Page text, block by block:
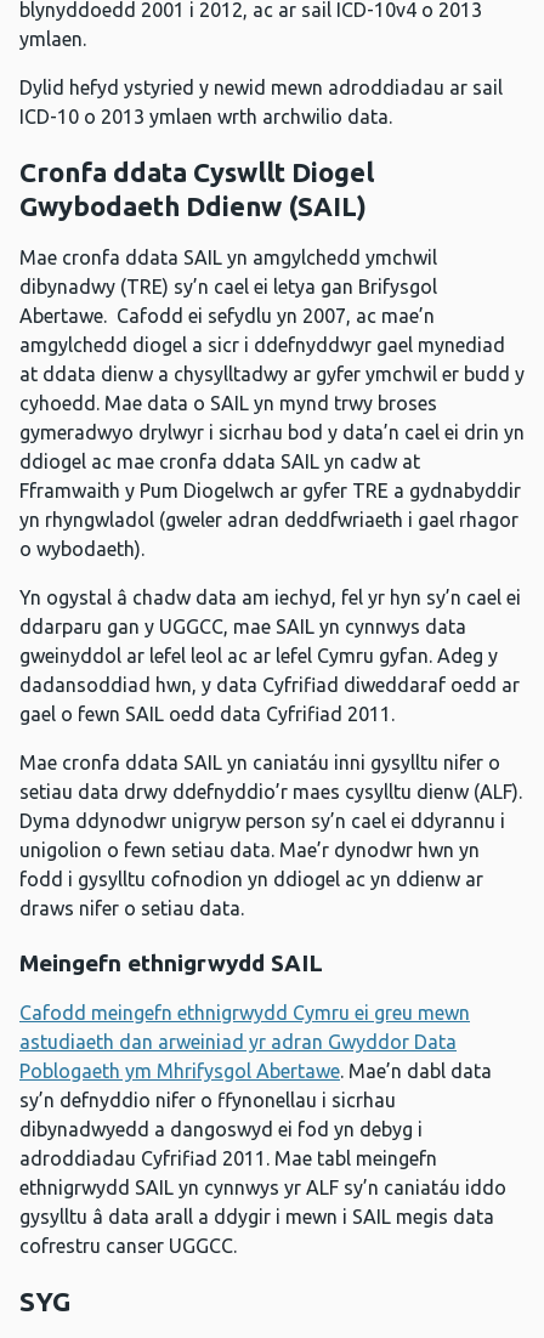
blynyddoedd 2001 i 2012, ac ar sail ICD-10v4 o 2013
ymlaen.
Dylid hefyd ystyried y newid mewn adroddiadau ar sail
ICD-10 o 2013 ymlaen wrth archwilio data.
Cronfa ddata Cyswllt Diogel
Gwybodaeth Ddienw (SAIL)
Mae cronfa ddata SAIL yn amgylchedd ymchwil
dibynadwy (TRE) sy’n cael ei letya gan Brifysgol
Abertawe. Cafodd ei sefydlu yn 2007, ac mae’n
amgylchedd diogel a sicr i ddefnyddwyr gael mynediad
at ddata dienw a chysylltadwy ar gyfer ymchwil er budd y
cyhoedd. Mae data o SAIL yn mynd trwy broses
gymeradwyo drylwyr i sicrhau bod y data’n cael ei drin yn
ddiogel ac mae cronfa ddata SAIL yn cadw at
Fframwaith y Pum Diogelwch ar gyfer TRE a gydnabyddir
yn rhyngwladol (gweler adran deddfwriaeth i gael rhagor
o wybodaeth).
Yn ogystal â chadw data am iechyd, fel yr hyn sy’n cael ei
ddarparu gan y UGGCC, mae SAIL yn cynnwys data
gweinyddol ar lefel leol ac ar lefel Cymru gyfan. Adeg y
dadansoddiad hwn, y data Cyfrifiad diweddaraf oedd ar
gael o fewn SAIL oedd data Cyfrifiad 2011.
Mae cronfa ddata SAIL yn caniatáu inni gysylltu nifer o
setiau data drwy ddefnyddio’r maes cysylltu dienw (ALF).
Dyma ddynodwr unigryw person sy’n cael ei ddyrannu i
unigolion o fewn setiau data. Mae’r dynodwr hwn yn
fodd i gysylltu cofnodion yn ddiogel ac yn ddienw ar
draws nifer o setiau data.
Meingefn ethnigrwydd SAIL
Cafodd meingefn ethnigrwydd Cymru ei greu mewn
astudiaeth dan arweiniad yr adran Gwyddor Data
Poblogaeth ym Mhrifysgol Abertawe. Mae’n dabl data
sy’n defnyddio nifer o ffynonellau i sicrhau
dibynadwyedd a dangoswyd ei fod yn debyg i
adroddiadau Cyfrifiad 2011. Mae tabl meingefn
ethnigrwydd SAIL yn cynnwys yr ALF sy’n caniatáu iddo
gysylltu â data arall a ddygir i mewn i SAIL megis data
cofrestru canser UGGCC.
SYG